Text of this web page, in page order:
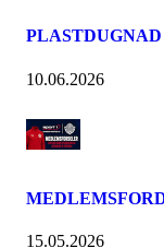
PLASTDUGNAD
10.06.2026
15.05.2026